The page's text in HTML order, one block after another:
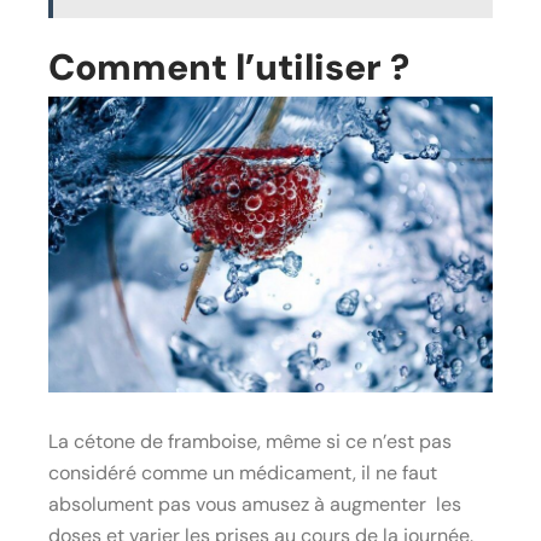
Comment l’utiliser ?
La cétone de framboise, même si ce n’est pas
considéré comme un médicament, il ne faut
absolument pas vous amusez à augmenter les
doses et varier les prises au cours de la journée.